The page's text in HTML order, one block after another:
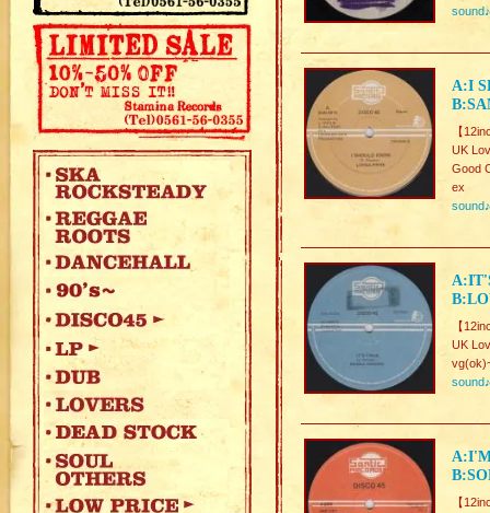
sound♪
A:I
【
UK
Good
ex
sound♪
【
UK
sound♪
A:I'M
【